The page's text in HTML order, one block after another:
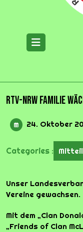
RTV-NRW Familie
24. Oktober
Categories :
Unser
Vereine gewachsen.
Mit dem „Clan
„Friends of Clan